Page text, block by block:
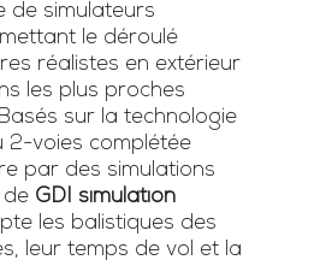
de simulateurs
le déroulé
réalistes en extérieur
les plus proches
sur la technologie
2-voies complétée
par des simulations
de GDI simulation
les balistiques des
leur temps de vol et la